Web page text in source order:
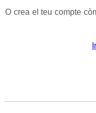
O crea el teu compte